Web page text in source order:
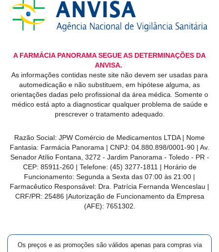
A FARMÁCIA PANORAMA SEGUE AS DETERMINAÇÕES DA
ANVISA.
As informações contidas neste site não devem ser usadas para
automedicação e não substituem, em hipótese alguma, as
orientações dadas pelo profissional da área médica. Somente o
médico está apto a diagnosticar qualquer problema de saúde e
prescrever o tratamento adequado.
Razão Social: JPW Comércio de Medicamentos LTDA | Nome
Fantasia: Farmácia Panorama | CNPJ: 04.880.898/0001-90 | Av.
Senador Atílio Fontana, 3272 - Jardim Panorama - Toledo - PR -
CEP: 85911-260 | Telefone: (45) 3277-1811 | Horário de
Funcionamento: Segunda a Sexta das 07:00 às 21:00 |
Farmacêutico Responsável: Dra. Patrícia Fernanda Wenceslau |
CRF/PR: 25486 |Autorização de Funcionamento da Empresa
(AFE): 7651302.
Os preços e as promoções são válidos apenas para compras via